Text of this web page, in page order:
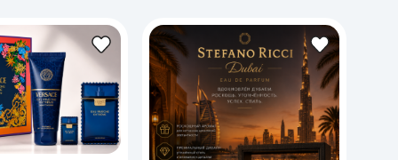
Фитнес-браслеты
Ремешки для часов
Фотоаппараты и видеокамеры
Фотоаппараты
Экшен-камеры